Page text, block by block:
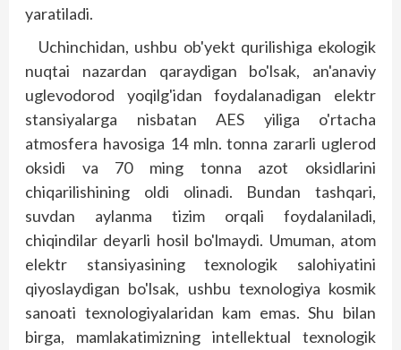
yaratiladi.
Uchinchidan, ushbu ob'yekt qurilishiga ekologik
nuqtai nazardan qaraydigan bo'lsak, an'anaviy
uglevodorod yoqilg'idan foydalanadigan elektr
stansiyalarga nisbatan AES yiliga o'rtacha
atmosfera havosiga 14 mln. tonna zararli uglerod
oksidi va 70 ming tonna azot oksidlarini
chiqarilishining oldi olinadi. Bundan tashqari,
suvdan aylanma tizim orqali foydalaniladi,
chiqindilar deyarli hosil bo'lmaydi. Umuman, atom
elektr stansiyasining texnologik salohiyatini
qiyoslaydigan bo'lsak, ushbu texnologiya kosmik
sanoati texnologiyalaridan kam emas. Shu bilan
birga, mamlakatimizning intellektual texnologik